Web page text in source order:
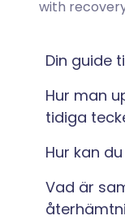
with
Din guide
Hur man
tidiga
Hur kan
Vad är